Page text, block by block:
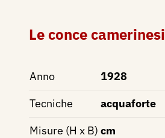
Le conce camerinesi
Anno
1928
Tecniche
acquaforte
Misure (H x B) cm